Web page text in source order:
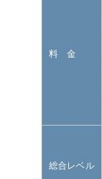
料 金
総合レベル